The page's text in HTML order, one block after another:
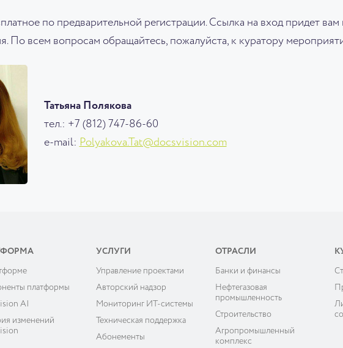
по предварительной регистрации. Ссылка на вход придет вам
По всем вопросам обращайтесь, пожалуйста, к куратору
Татьяна Полякова
тел.: +7 (812) 747-86-60
e-mail: Polyakova.Tat@docsvision.com
платформы
AI
изменений
УСЛУГИ
Управление проектами
Авторский надзор
Мониторинг ИТ-системы
Техническая поддержка
Абонементы
ОТРАСЛИ
Банки и финансы
Нефтегазовая
промышленность
Строительство
Агропромышленный
комплекс